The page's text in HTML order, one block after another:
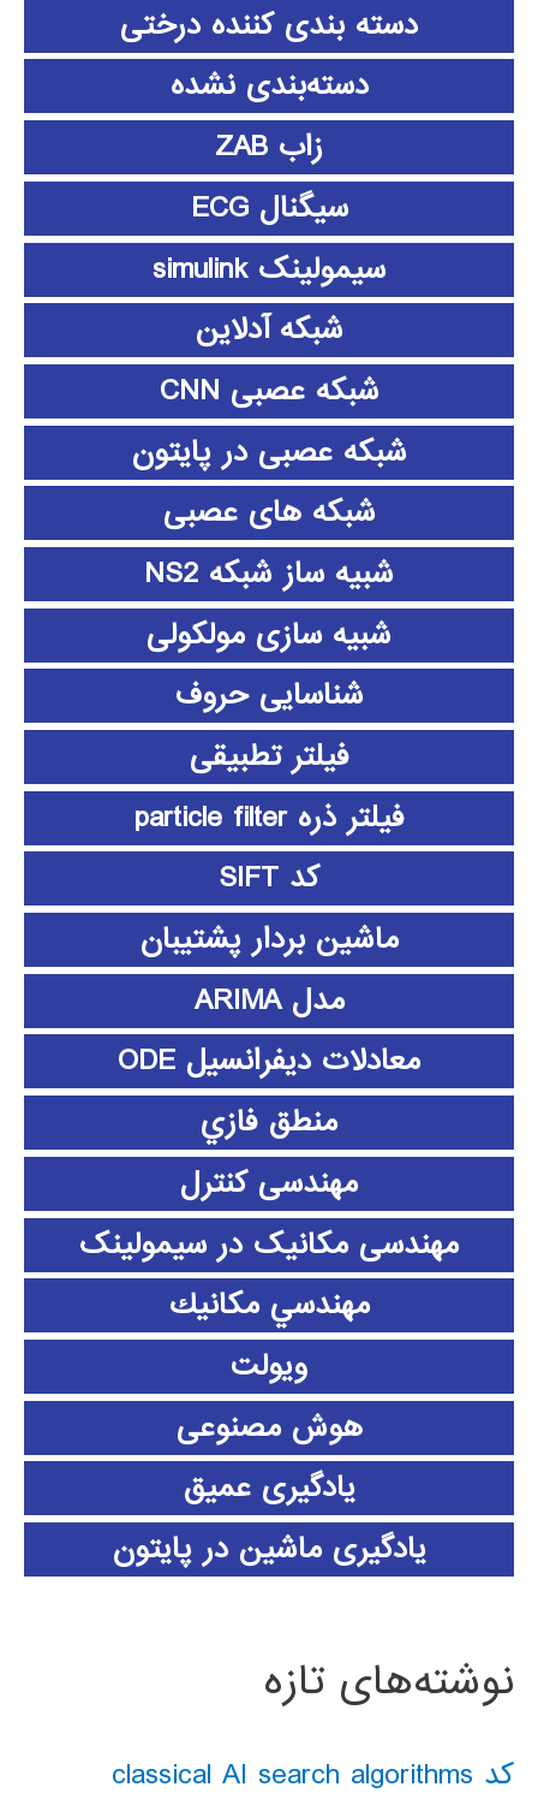
دسته بندی کننده درختی
دسته‌بندی نشده
زاب ZAB
سیگنال ECG
سیمولینک simulink
شبکه آدلاین
شبکه عصبی CNN
شبکه عصبی در پایتون
شبکه های عصبی
شبیه ساز شبکه NS2
شبیه سازی مولکولی
شناسایی حروف
فیلتر تطبیقی
فیلتر ذره particle filter
کد SIFT
ماشین بردار پشتیبان
مدل ARIMA
معادلات دیفرانسیل ODE
منطق فازي
مهندسی کنترل
مهندسی مکانیک در سیمولینک
مهندسي مكانيك
ویولت
هوش مصنوعی
یادگیری عمیق
یادگیری ماشین در پایتون
نوشته‌های تازه
کد classical AI search algorithms